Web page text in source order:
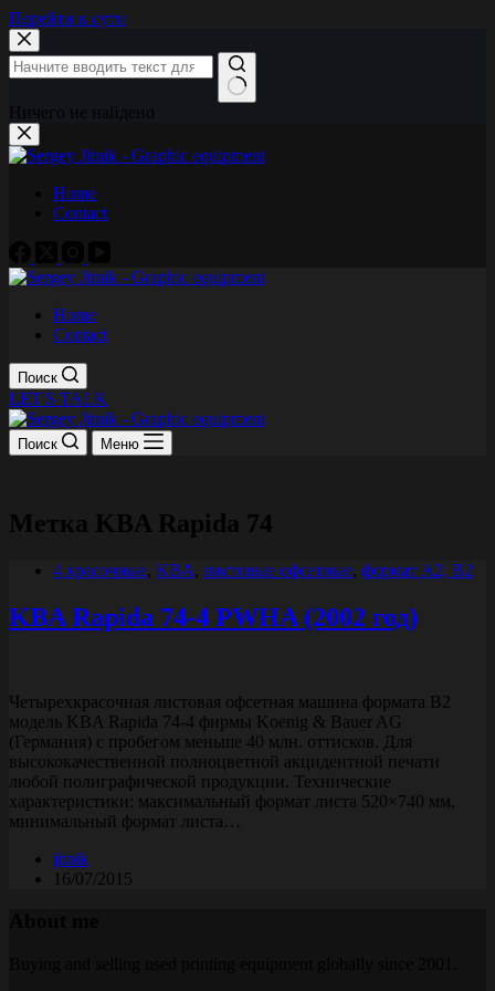
Перейти к сути
Ничего не найдено
Home
Contact
Home
Contact
Поиск
LET'S TALK
Поиск Меню
Метка KBA Rapida 74
4 красочные, KBA, листовые офсетные, формат A2, B2
KBA Rapida 74-4 PWHA (2002 год)
Четырехкрасочная листовая офсетная машина формата B2
модель KBA Rapida 74-4 фирмы Koenig & Bauer AG
(Германия) с пробегом меньше 40 млн. оттисков. Для
высококачественной полноцветной акцидентной печати
любой полиграфической продукции. Технические
характеристики: максимальный формат листа 520×740 мм,
минимальный формат листа…
jitnik
16/07/2015